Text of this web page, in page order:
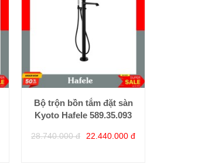
Bộ trộn bồn tắm đặt sàn
Kyoto Hafele 589.35.093
28.740.000 đ 22.440.000 đ